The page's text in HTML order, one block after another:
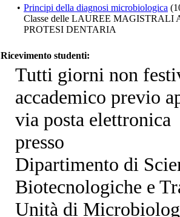
• Principi della diagnosi microbiologica
Classe delle LAUREE
PROTESI DENTARIA
Ricevimento studenti:
Tutti giorni non
accademico previo
via posta elettronica
presso
Dipartimento di
Biotecnologiche e
Unità di